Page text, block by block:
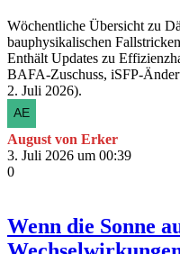
Wöchentliche Übersicht zu
bauphysikalischen
Enthält Updates zu
BAFA‑Zuschuss,
2. Juli 2026).
August von Erker
3. Juli 2026 um 00:39
0
Wenn die Sonne